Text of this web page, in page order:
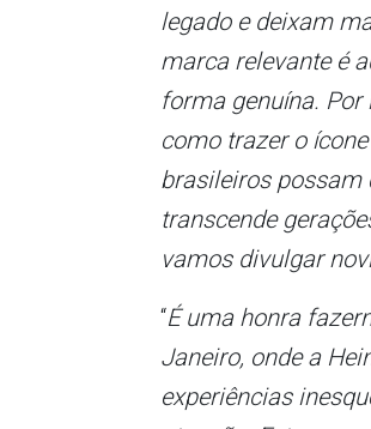
legado e deixam
marca relevante é
forma genuína.
como trazer o
brasileiros possam
transcende
vamos divulgar
“É uma honra
Janeiro, onde a
experiências